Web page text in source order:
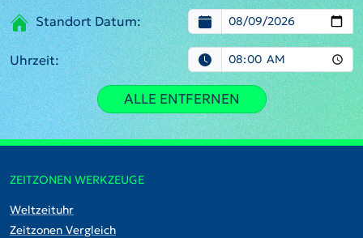
Standort Datum:
Uhrzeit:
ALLE ENTFERNEN
ZEITZONEN WERKZEUGE
Weltzeituhr
Zeitzonen Vergleich